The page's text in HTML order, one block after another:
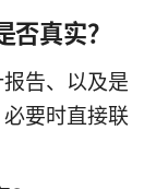
真实？
告、以及是
要时直接联